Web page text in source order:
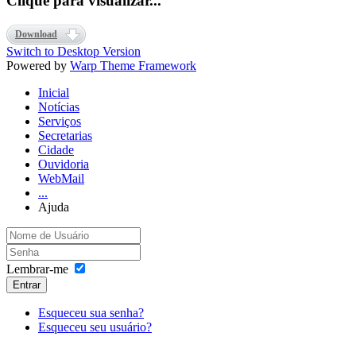
Download
Switch to Desktop Version
Powered by Warp Theme Framework
Inicial
Notícias
Serviços
Secretarias
Cidade
Ouvidoria
WebMail
...
Ajuda
Lembrar-me
Entrar
Esqueceu sua senha?
Esqueceu seu usuário?